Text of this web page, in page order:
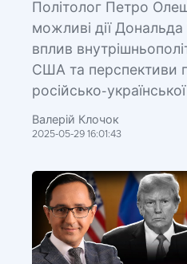
Політолог Петро
можливі дії
вплив
США та перспективи
російсько-
Валерій Клочок
2025-05-29 16:01:43